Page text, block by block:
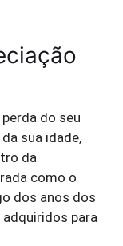
do seu
sua idade,
da
como o
dos anos dos
para